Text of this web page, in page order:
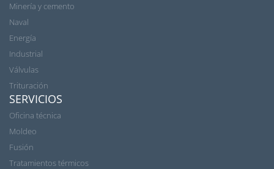
Minería y cemento
Naval
Energía
Industrial
Válvulas
Trituración
SERVICIOS
Oficina técnica
Moldeo
Fusión
Tratamientos térmicos